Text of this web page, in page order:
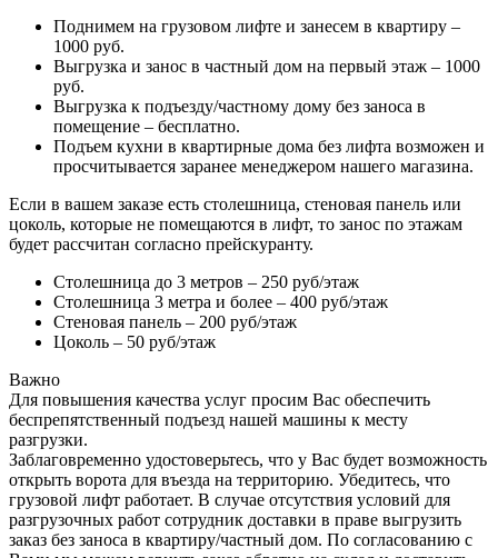
Поднимем на грузовом лифте и занесем в квартиру –
1000 руб.
Выгрузка и занос в частный дом на первый этаж – 1000
руб.
Выгрузка к подъезду/частному дому без заноса в
помещение – бесплатно.
Подъем кухни в квартирные дома без лифта возможен и
просчитывается заранее менеджером нашего магазина.
Если в вашем заказе есть столешница, стеновая панель или
цоколь, которые не помещаются в лифт, то занос по этажам
будет рассчитан согласно прейскуранту.
Столешница до 3 метров – 250 руб/этаж
Столешница 3 метра и более – 400 руб/этаж
Стеновая панель – 200 руб/этаж
Цоколь – 50 руб/этаж
Важно
Для повышения качества услуг просим Вас обеспечить
беспрепятственный подъезд нашей машины к месту
разгрузки.
Заблаговременно удостоверьтесь, что у Вас будет возможность
открыть ворота для въезда на территорию. Убедитесь, что
грузовой лифт работает. В случае отсутствия условий для
разгрузочных работ сотрудник доставки в праве выгрузить
заказ без заноса в квартиру/частный дом. По согласованию с